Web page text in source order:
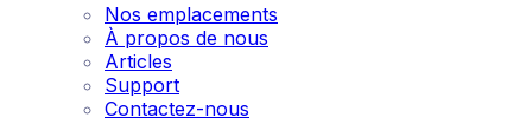
Nos emplacements
À propos de nous
Articles
Support
Contactez-nous